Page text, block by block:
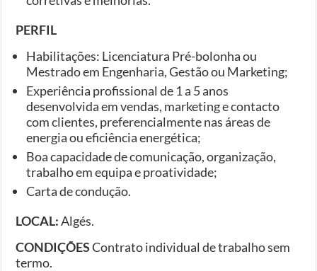
PERFIL
Habilitações: Licenciatura Pré-bolonha ou
Mestrado em Engenharia, Gestão ou Marketing;
Experiência profissional de 1 a 5 anos
desenvolvida em vendas, marketing e contacto
com clientes, preferencialmente nas áreas de
energia ou eficiência energética;
Boa capacidade de comunicação, organização,
trabalho em equipa e proatividade;
Carta de condução.
LOCAL:Algés.
CONDIÇÕESContrato individual de trabalho sem
termo.